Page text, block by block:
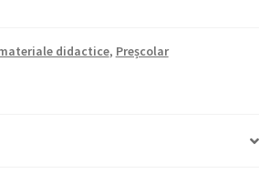
didactice, Preșcolar